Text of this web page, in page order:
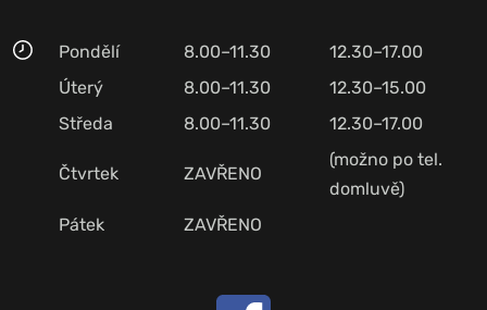
Pondělí 8.00–11.30
12.30–17.00
Úterý
8.00–11.30
12.30–15.00
Středa
8.00–11.30 12.30–17.00
Čtvrtek ZAVŘENO
(možno po tel.
domluvě)
Pátek
ZAVŘENO